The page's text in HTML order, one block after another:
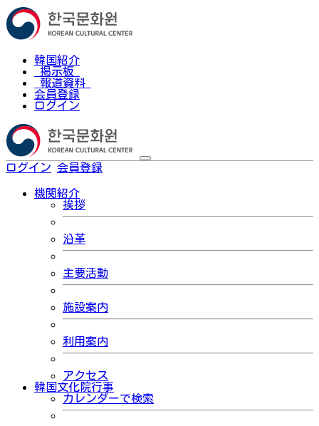
韓国紹介
掲示板
報道資料
会員登録
ログイン
ログイン 会員登録
機関紹介
挨拶
沿革
主要活動
施設案内
利用案内
アクセス
韓国文化院行事
カレンダーで検索